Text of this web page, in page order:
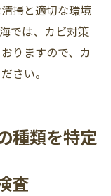
掃と適切な環境
では、カビ対策
りますので、カ
さい。
種類を特定
査